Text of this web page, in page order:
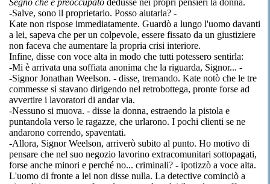
Segno che è preoccupato dedusse nei propri pensieri la donna.
-Salve, sono il proprietario. Posso aiutarla? -
Kate non rispose immediatamente. Guardò a lungo l'uomo davanti
a lei, sapeva che per un colpevole, essere fissato da un giustiziere
non faceva che aumentare la propria crisi interiore.
Infine, disse con voce alta in modo che tutti potessero sentirla:
-Mi è arrivata una soffiata anonima che la riguarda, Signor... -
-Signor Jonathan Weelson. - disse, tremando. Kate notò che le tre
commesse si stavano dirigendo nel retrobottega, pronte forse ad
avvertire i lavoratori di andar via.
-Nessuno si muova. - disse la donna, estraendo la pistola e
puntandola verso le ragazze, che urlarono. I pochi clienti se ne
andarono correndo, spaventati.
-Allora, Signor Weelson, arriverò subito al punto. Ho motivo di
pensare che nel suo negozio lavorino extracomunitari sottopagati,
forse anche minori e perché no... criminali? - ipotizzò a voce alta.
L'uomo di fronte a lei non disse nulla. La detective cominciò a